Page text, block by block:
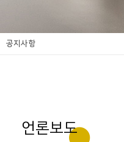
공지사항
언론보도